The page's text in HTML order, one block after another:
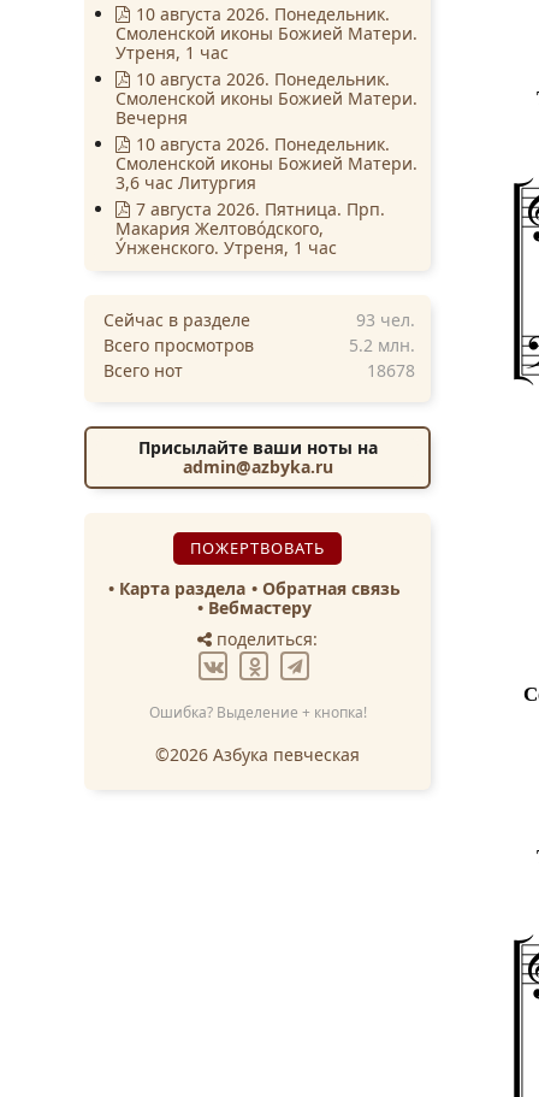
10 августа 2026. Понедельник.
Смоленской иконы Божией Матери.
Утреня, 1 час
10 августа 2026. Понедельник.
Смоленской иконы Божией Матери.
Вечерня
10 августа 2026. Понедельник.
Смоленской иконы Божией Матери.
3,6 час Литургия
7 августа 2026. Пятница. Прп.
Макария Желтово́дского,
У́нженского. Утреня, 1 час
Сейчас в разделе 93 чел.
Всего просмотров
5.2 млн.
Всего нот
18678
Присылайте ваши ноты на
admin@azbyka.ru
ПОЖЕРТВОВАТЬ
Карта раздела
Обратная связь
Вебмастеру
поделиться:
Ошибка? Выделение + кнопка!
©2026 Азбука певческая